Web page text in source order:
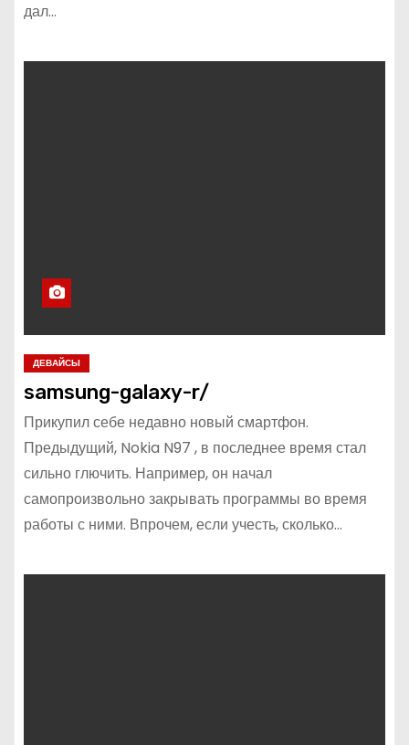
дал…
ДЕВАЙСЫ
samsung-galaxy-r/
Прикупил себе недавно новый смартфон.
Предыдущий, Nokia N97 , в последнее время стал
сильно глючить. Например, он начал
самопроизвольно закрывать программы во время
работы с ними. Впрочем, если учесть, сколько…